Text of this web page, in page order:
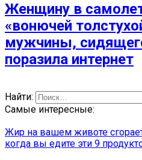
Женщину в
«вонючей
мужчины,
поразила интернет
Найти:
Самые интересные:
Жир на вашем животе
когда вы едите эти 9